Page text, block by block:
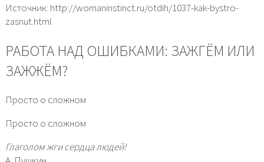
Источник: http://womaninstinct.ru/otdih/1037-kak-bystro-
zasnut.html
РАБОТА НАД ОШИБКАМИ: ЗАЖГЁМ ИЛИ
ЗАЖЖЁМ?
Просто о сложном
Просто о сложном
Глаголом жги сердца людей!